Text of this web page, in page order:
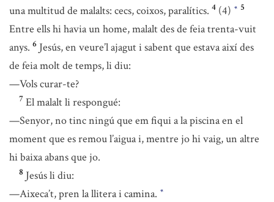
una multitud de malalts: cecs, coixos, paralítics. 4 (4) * 5
Entre ells hi havia un home, malalt des de feia trenta-vuit
anys. 6 Jesús, en veure’l ajagut i sabent que estava així des
de feia molt de temps, li diu:
—Vols curar-te?
7 El malalt li respongué:
—Senyor, no tinc ningú que em fiqui a la piscina en el
moment que es remou l’aigua i, mentre jo hi vaig, un altre
hi baixa abans que jo.
8 Jesús li diu:
—Aixeca’t, pren la llitera i camina. *